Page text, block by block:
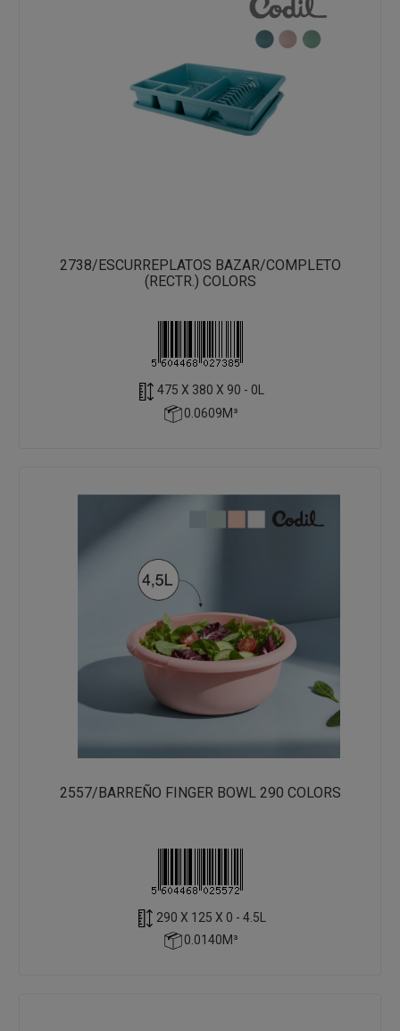
2738/ESCURREPLATOS BAZAR/COMPLETO
(RECTR.) COLORS
475 X 380 X 90 - 0L
0.0609M³
2557/BARREÑO FINGER BOWL 290 COLORS
290 X 125 X 0 - 4.5L
0.0140M³